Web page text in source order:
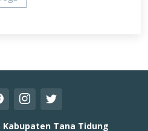
Kabupaten Tana Tidung